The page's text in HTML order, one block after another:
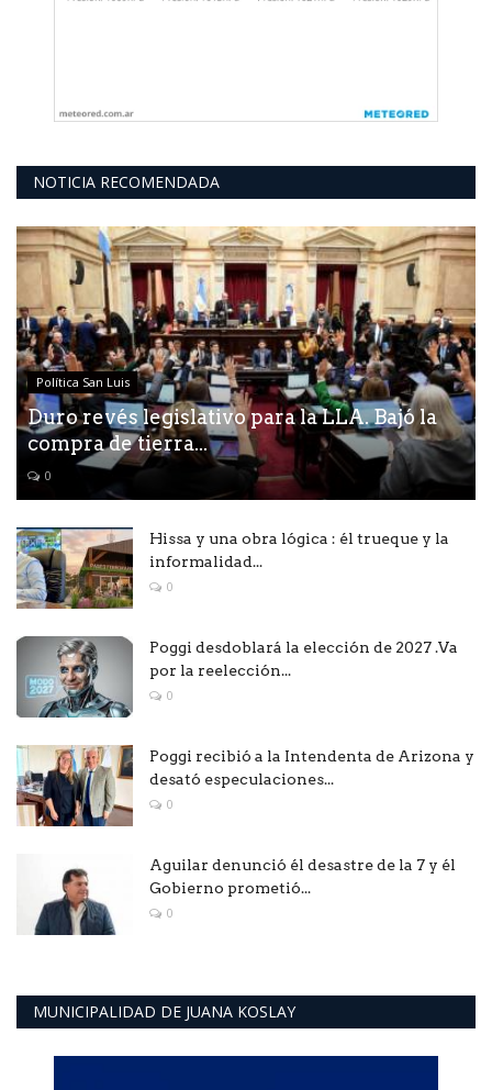
NOTICIA RECOMENDADA
Política San Luis
Duro revés legislativo para la LLA. Bajó la
compra de tierra...
0
Hissa y una obra lógica : él trueque y la
informalidad...
0
Poggi desdoblará la elección de 2027 .Va
por la reelección...
0
Poggi recibió a la Intendenta de Arizona y
desató especulaciones...
0
Aguilar denunció él desastre de la 7 y él
Gobierno prometió...
0
MUNICIPALIDAD DE JUANA KOSLAY